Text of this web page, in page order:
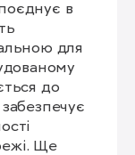
в
для
до
Ще